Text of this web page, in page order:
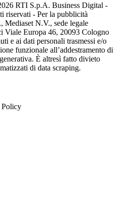
RTI S.p.A. Business Digital -
riservati - Per la pubblicità
N.V., sede legale
Viale Europa 46, 20093 Cologno
e ai dati personali trasmessi e/o
funzionale all’addestramento di
È altresì fatto divieto
di data scraping.